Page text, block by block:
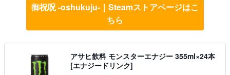
御祝呪 -oshukuju-｜Steamストアページはこ
ちら
アサヒ飲料 モンスターエナジー 355ml×24本
[エナジードリンク]